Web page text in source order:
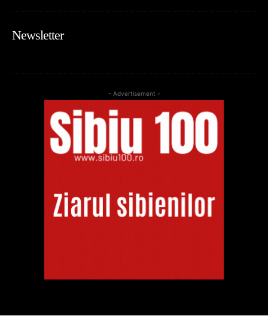
Newsletter
- Advertisement -